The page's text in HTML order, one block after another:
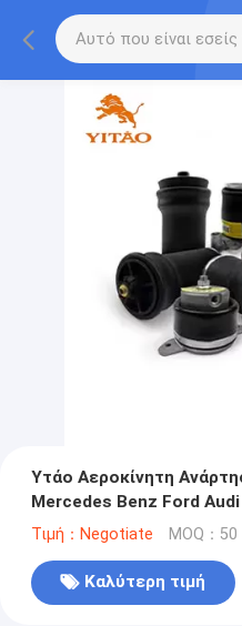
Υτάο Αεροκίνητη
Mercedes Benz Ford
Rover
Τιμή：Negotiate MOQ：
Καλύτερη τιμή